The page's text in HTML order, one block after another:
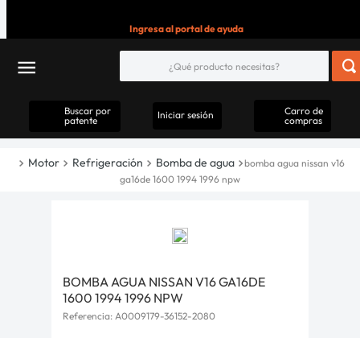
Ingresa al portal de ayuda
Buscar por
patente
Iniciar sesión
Carro de
compras
Motor Refrigeración Bomba de agua
bomba agua nissan v16
ga16de 1600 1994 1996 npw
BOMBA AGUA NISSAN V16 GA16DE
1600 1994 1996 NPW
Referencia: A0009179-36152-2080